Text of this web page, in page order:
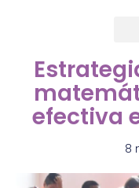
efectiva
8